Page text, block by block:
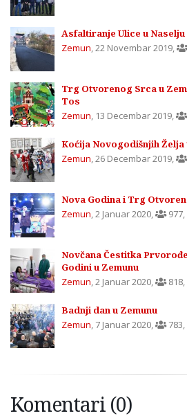
Asfaltiranje Ulice u Naselju
Zemun,22 Novembar 2019,
Trg Otvorenog Srca u
Tos
Zemun, 13 Decembar 2019,
Koćija Novogodišnjih Želja
Zemun,26 Decembar 2019,
Nova Godina i Trg
Zemun,2 Januar 2020, 977,
Novčana Čestitka
Godini u Zemunu
Zemun,2 Januar 2020, 818,
Badnji dan u Zemunu
Zemun, 7 Januar 2020, 783,
Komentari (0)